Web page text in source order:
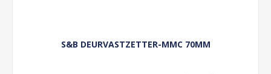
S&B DEURVASTZETTER-MMC 70MM